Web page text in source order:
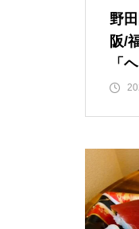
野
阪/
「
で